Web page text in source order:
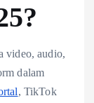
video, audio,
dalam
, TikTok